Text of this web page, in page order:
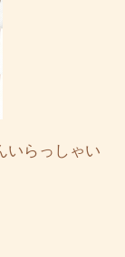
いらっしゃい